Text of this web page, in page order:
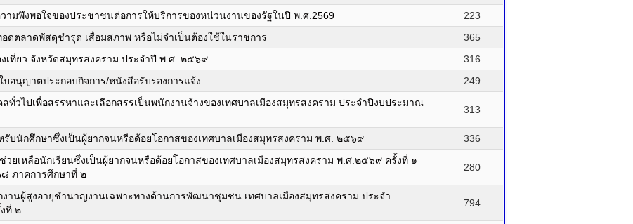
มพึงพอใจของประชาชนต่อการให้บริการของหน่วนงานของรัฐในปี พ.ศ.2569
223
ดตลาดพัสดุชำรุด เสื่อมสภาพ หรือไม่จำเป็นต้องใช้ในราชการ
365
ที่ยว จังหวัดสมุทรสงคราม ประจำปี พ.ศ. ๒๕๖๙
316
อนุญาตประกอบกิจการ/หนังสือรับรองการแจ้ง 249
ทั่วไปเพื่อสรรหาและเลือกสรรเป็นพนักงานจ้างของเทศบาลเมืองสมุทรสงคราม ประจำปีงบประมาณ
313
รับนักศึกษาซึ่งเป็นผู้ยากจนหรือด้อยโอกาสของเทศบาลเมืองสมุทรสงคราม พ.ศ. ๒๕๖๙ 336
วยเหลือนักเรียนซึ่งเป็นผู้ยากจนหรือด้อยโอกาสของเทศบาลเมืองสมุทรสงคราม พ.ศ.๒๕๖๙ ครั้งที่ ๑
ภาคการศึกษาที่ ๒
280
งานผู้สูงอายุชำนาญงานเฉพาะทางด้านการพัฒนาชุมชน เทศบาลเมืองสมุทรสงคราม ประจำ
ที่ ๒
794